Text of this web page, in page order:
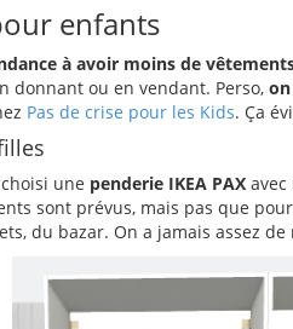
enfants
à avoir moins de
donnant ou en vendant. Perso,
Pas de crise pour les Kids. Ça
une penderie IKEA PAX
sont prévus, mais pas que
du bazar. On a jamais assez